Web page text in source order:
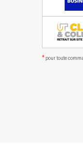
* pour toute